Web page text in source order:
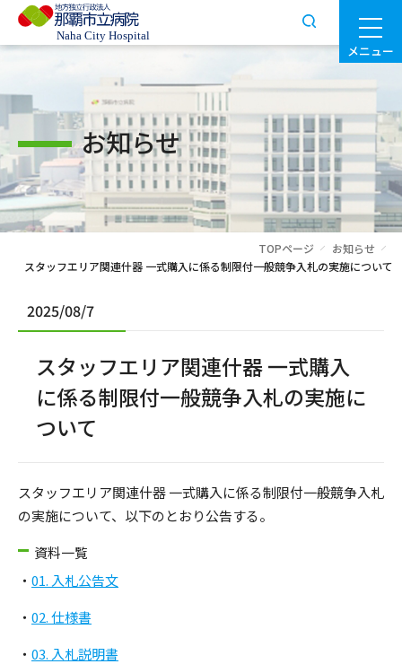
メニュー
お知らせ
TOPページ
お知らせ
スタッフエリア関連什器 一式購入に係る制限付一般競争入札の実施について
2025/08/7
スタッフエリア関連什器 一式購入
に係る制限付一般競争入札の実施に
ついて
スタッフエリア関連什器 一式購入に係る制限付一般競争入札
の実施について、以下のとおり公告する。
資料一覧
・ 01. 入札公告文
・ 02. 仕様書
・ 03. 入札説明書